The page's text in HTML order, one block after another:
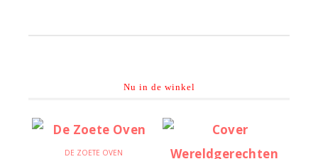
Nu in de winkel
DE ZOETE OVEN